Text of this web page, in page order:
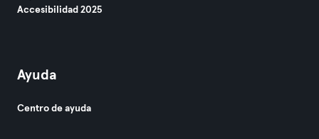
Accesibilidad 2025
Ayuda
Centro de ayuda